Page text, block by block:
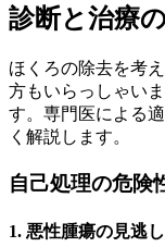
診断と治療
ほくろの除去を考
方もいらっしゃい
す。専門医による
く解説します。
自己処理の危険
1. 悪性腫瘍の見逃し